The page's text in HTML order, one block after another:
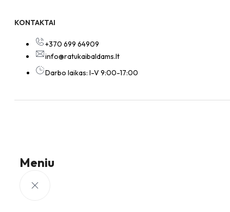
KONTAKTAI
+370 699 64909
info@ratukaibaldams.lt
Darbo laikas: I-V 9:00-17:00
Meniu